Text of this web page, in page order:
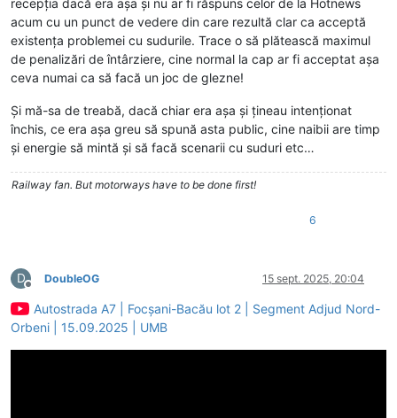
recepția dacă era așa și nu ar fi răspuns celor de la Hotnews
acum cu un punct de vedere din care rezultă clar ca acceptă
existența problemei cu sudurile. Trace o să plătească maximul
de penalizări de întârziere, cine normal la cap ar fi acceptat așa
ceva numai ca să facă un joc de glezne!
Și mă-sa de treabă, dacă chiar era așa și țineau intenționat
închis, ce era așa greu să spună asta public, cine naibii are timp
și energie să mintă și să facă scenarii cu suduri etc…
Railway fan. But motorways have to be done first!
6
D
Deconectat
DoubleOG 15 sept. 2025, 20:04
Autostrada A7 | Focșani-Bacău lot 2 | Segment Adjud Nord-
Orbeni | 15.09.2025 | UMB